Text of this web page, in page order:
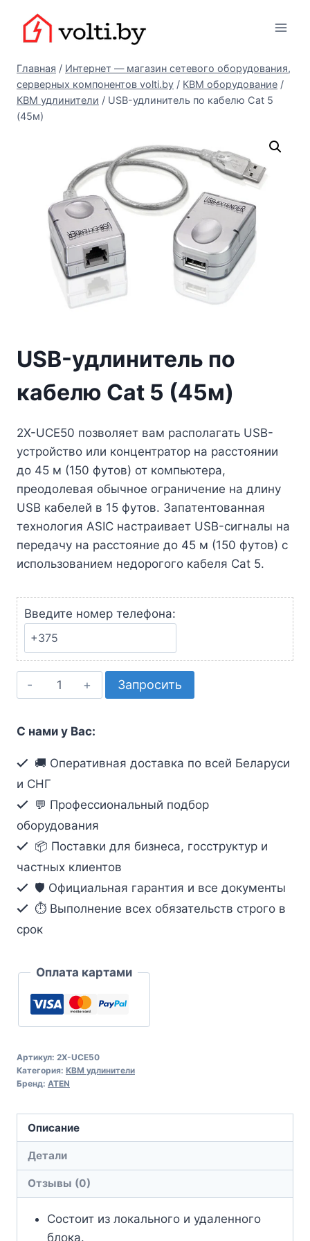
содержимому
Главная / Интернет — магазин сетевого оборудования,
серверных компонентов volti.by / КВМ оборудование /
КВМ удлинители / USB-удлинитель по кабелю Cat 5
(45м)
USB-удлинитель по
кабелю Cat 5 (45м)
2X-UCE50 позволяет вам располагать USB-
устройство или концентратор на расстоянии
до 45 м (150 футов) от компьютера,
преодолевая обычное ограничение на длину
USB кабелей в 15 футов. Запатентованная
технология ASIC настраивает USB-сигналы на
передачу на расстояние до 45 м (150 футов) с
использованием недорогого кабеля Cat 5.
Введите номер телефона:
Количество
товара
удлинитель
по
кабелю
Cat
5
(45м)
Запросить
С нами у Вас:
🚚 Оперативная доставка по всей Беларуси
и СНГ
💬 Профессиональный подбор
оборудования
📦 Поставки для бизнеса, госструктур и
частных клиентов
🛡️ Официальная гарантия и все документы
⏱ Выполнение всех обязательств строго в
срок
Оплата картами
Артикул: 2X-UCE50
Категория: КВМ удлинители
Бренд: ATEN
Описание
Детали
Отзывы (0)
Состоит из локального и удаленного
блока.